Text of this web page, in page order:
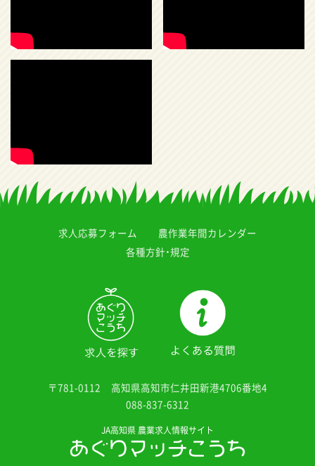
求人応募フォーム
農作業年間カレンダー
各種方針・規定
〒781-0112
高知県高知市仁井田新港4706番地4
088-837-6312
JA高知県 農業求人情報サイト